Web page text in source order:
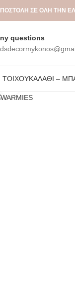
ΣΕ ΟΛΗ ΤΗΝ
questions
ΤΟΊΧΟΥΚΑΛΆΘΙ –
Click to enlarge